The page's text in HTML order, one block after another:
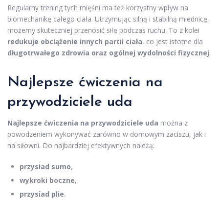
Regularny trening tych mięśni ma też korzystny wpływ na
biomechanikę całego ciała. Utrzymując silną i stabilną miednicę,
możemy skuteczniej przenosić siłę podczas ruchu. To z kolei
redukuje obciążenie innych partii ciała, co jest istotne dla
długotrwałego zdrowia oraz ogólnej wydolności fizycznej.
Najlepsze ćwiczenia na
przywodziciele uda
Najlepsze ćwiczenia na przywodziciele uda można z
powodzeniem wykonywać zarówno w domowym zaciszu, jak i
na siłowni. Do najbardziej efektywnych należą:
przysiad sumo,
wykroki boczne,
przysiad plie.